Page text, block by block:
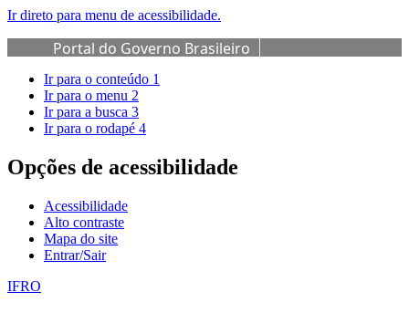
Ir direto para menu de acessibilidade.
Portal do Governo Brasileiro
Ir para o conteúdo 1
Ir para o menu 2
Ir para a busca 3
Ir para o rodapé 4
Opções de acessibilidade
Acessibilidade
Alto contraste
Mapa do site
Entrar/Sair
IFRO